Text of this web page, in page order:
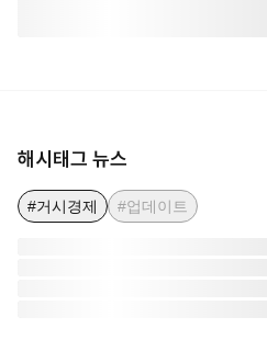
해시태그 뉴스
#거시경제 #업데이트